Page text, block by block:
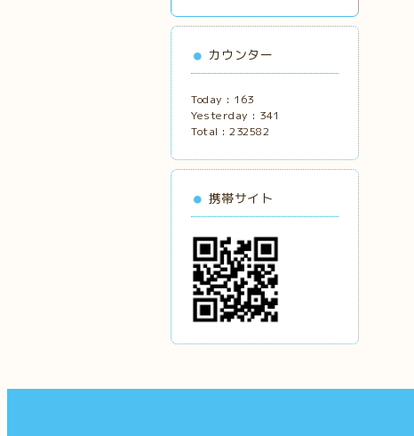
カウンター
Today : 163
Yesterday : 341
Total : 232582
携帯サイト